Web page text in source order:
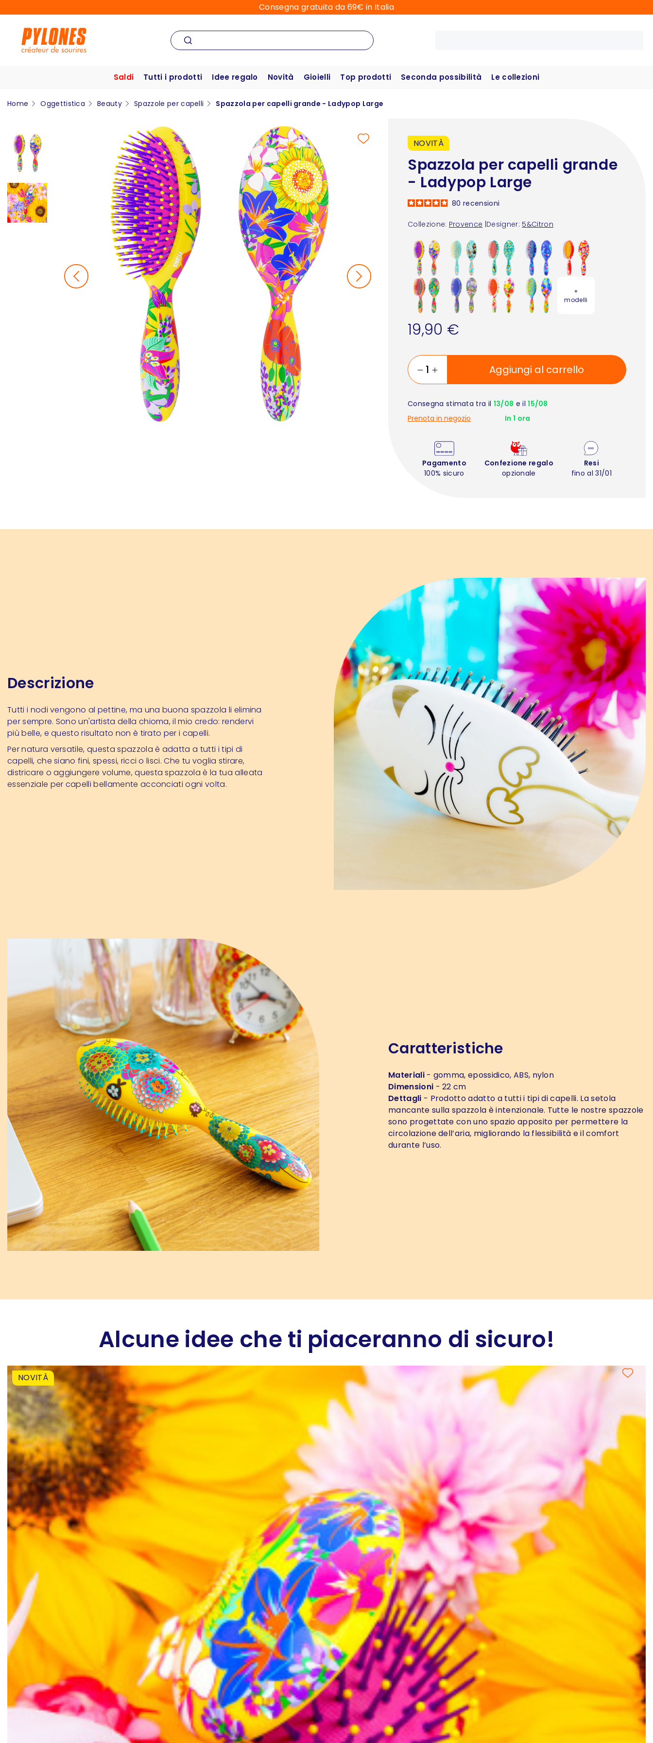
Consegna gratuita da 69€ in Italia
Saldi Tutti i prodotti Idee regalo Novità Gioielli Top prodotti Seconda possibilità Le collezioni
Home Oggettistica Beauty Spazzole per capelli Spazzola per capelli grande - Ladypop Large
NOVITÀ
Spazzola per capelli grande
- Ladypop Large
Collezione: Provence Designer: 5&Citron
80 recensioni
+
modelli
19,90 €
Aggiungi al carrello
Consegna stimata tra il 13/08 e il15/08
Prenota in negozio
In 1 ora
Pagamento
100% sicuro
Confezione regalo
opzionale
Resi
fino al 31/01
Descrizione
Tutti i nodi vengono al pettine, ma una buona spazzola li elimina
per sempre. Sono un'artista della chioma, il mio credo: rendervi
più belle, e questo risultato non è tirato per i capelli.
Per natura versatile, questa spazzola è adatta a tutti i tipi di
capelli, che siano fini, spessi, ricci o lisci. Che tu voglia stirare,
districare o aggiungere volume, questa spazzola è la tua alleata
essenziale per capelli bellamente acconciati ogni volta.
Caratteristiche
Materiali- gomma, epossidico, ABS, nylon
Dimensioni - 22 cm
Dettagli - Prodotto adatto a tutti i tipi di capelli. La setola
mancante sulla spazzola è intenzionale. Tutte le nostre spazzole
sono progettate con uno spazio apposito per permettere la
circolazione dell’aria, migliorando la flessibilità e il comfort
durante l’uso.
Alcune idee che ti piaceranno di sicuro!
NOVITÀ